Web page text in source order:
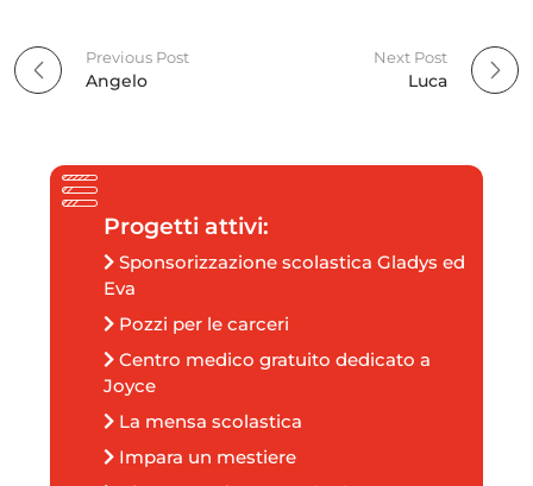
P
Previous Post
Angelo
Next Post
Luca
Progetti attivi:
Sponsorizzazione scolastica Gladys ed
Eva
Pozzi per le carceri
Centro medico gratuito dedicato a
Joyce
La mensa scolastica
Impara un mestiere